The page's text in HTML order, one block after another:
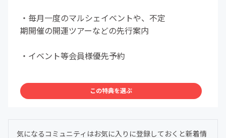
・毎月一度のマルシェイベントや、不定
期開催の開運ツアーなどの先行案内
・イベント等会員様優先予約
この特典を選ぶ
気になるコミュニティはお気に入りに登録しておくと新着情